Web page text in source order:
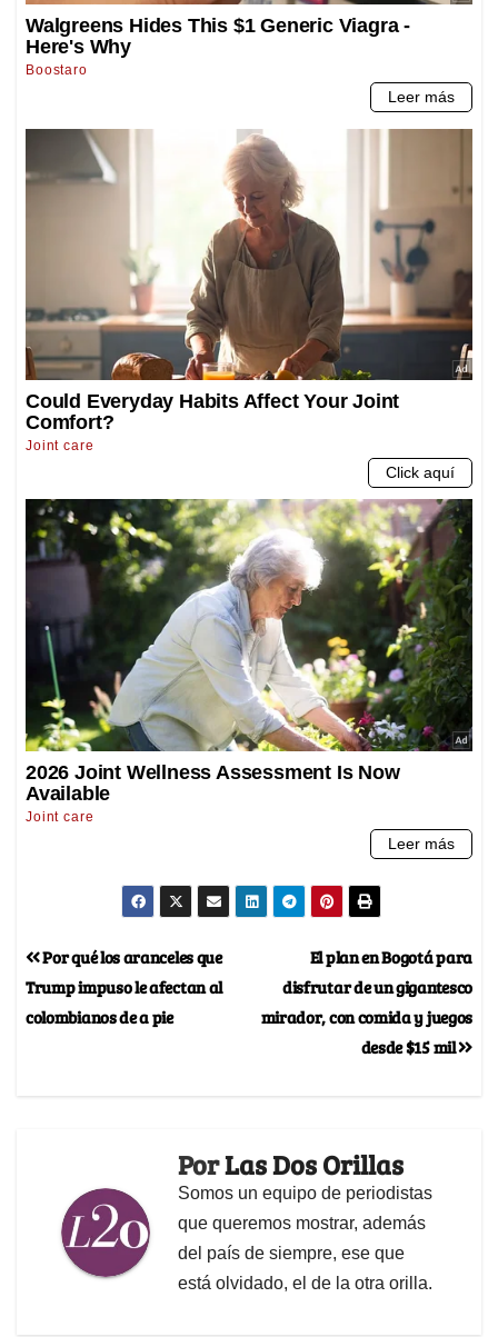
El plan en Bogotá para
disfrutar de un gigantesco
mirador, con comida y juegos
desde $15 mil
Por qué los aranceles que
Trump impuso le afectan al
colombianos de a pie
PorLas Dos Orillas
Somos un equipo de periodistas
que queremos mostrar, además
del país de siempre, ese que
está olvidado, el de la otra orilla.